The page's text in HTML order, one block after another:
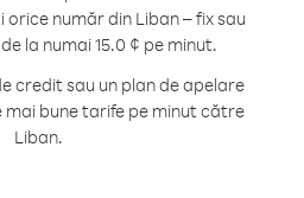
orice număr din Liban – fix sau
la numai 15.0 ¢ pe minut.
credit sau un plan de apelare
mai bune tarife pe minut către
Liban.